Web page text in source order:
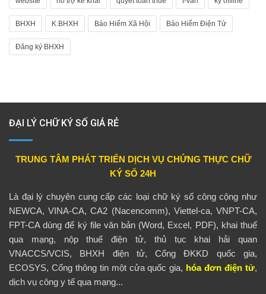
BHXH K.BHXH Bảo Hiểm Xã Hội Bảo Hiểm Điện Tử
Đăng ký BHXH
ĐẠI LÝ CHỮ KÝ SỐ GIÁ RẺ
TRUNG TÂM PHÁT TRIỂN DỊCH VỤ CHỨNG THỰC CHỮ
KÝ SỐ 24H
Là đại lý chuyên cung cấp các loại chữ ký số công cộng như
NEWCA, VINA-CA, CA2 (Nacencomm), Viettel-ca, VNPT-CA,
FPT-CA dùng để ký file văn bản (Word, Excel, PDF), khai thuế
qua mạng, nộp thuế điện tử, thủ tục khai hải quan
VNACCS/VCIS, BHXH điện tử, Cổng ĐKKD quốc gia,
ECOSYS, Cổng thông tin một cửa quốc gia, hóa đơn điện tử,
dịch vụ công y tế qua mạng...